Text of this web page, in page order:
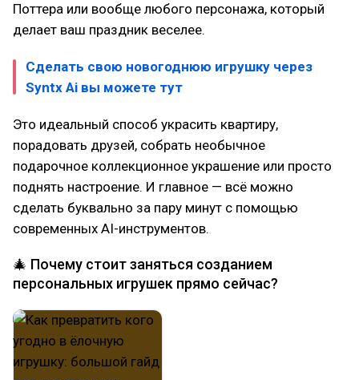
Поттера или вообще любого персонажа, который
делает ваш праздник веселее.
Сделать свою новогоднюю игрушку через
Syntx Ai вы можете тут
Это идеальный способ украсить квартиру,
порадовать друзей, собрать необычное
подарочное коллекционное украшение или просто
поднять настроение. И главное — всё можно
сделать буквально за пару минут с помощью
современных AI-инструментов.
🎄 Почему стоит заняться созданием
персональных игрушек прямо сейчас?